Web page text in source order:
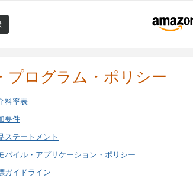
プログラム・ポリシー
料率表
要件
ステートメント
バイル・アプリケーション・ポリシー
ガイドライン